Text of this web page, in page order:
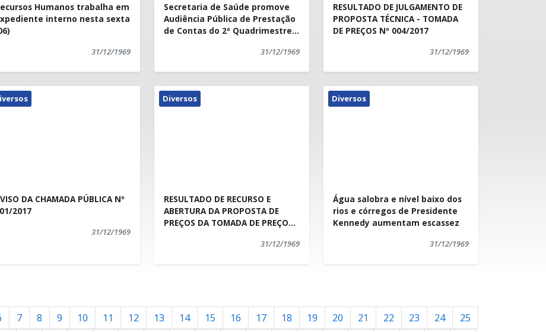
Humanos trabalha em
interno nesta sexta
31/12/1969
Secretaria de Saúde promove
Audiência Pública de Prestação
de Contas do 2º Quadrimestre
31/12/1969
RESULTADO DE JULGAMENTO DE
PROPOSTA TÉCNICA - TOMADA
DE PREÇOS Nº 004/2017
31/12/1969
DA CHAMADA PÚBLICA Nº
2017
31/12/1969
Diversos
RESULTADO DE RECURSO E
ABERTURA DA PROPOSTA DE
PREÇOS DA TOMADA DE PREÇOS
31/12/1969
Diversos
Água salobra e nível baixo dos
rios e córregos de Presidente
Kennedy aumentam escassez
31/12/1969
7 8 9 10 11 12 13 14 15 16 17 18 19 20 21 22 23 24
25